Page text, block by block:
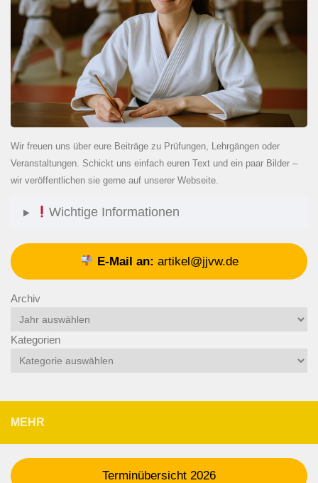
Wir freuen uns über eure Beiträge zu Prüfungen, Lehrgängen oder
Veranstaltungen. Schickt uns einfach euren Text und ein paar Bilder –
wir veröffentlichen sie gerne auf unserer Webseite.
Wichtige Informationen
E-Mail an: artikel@jjvw.de
Archiv
Kategorien
MEHR
Terminübersicht 2026